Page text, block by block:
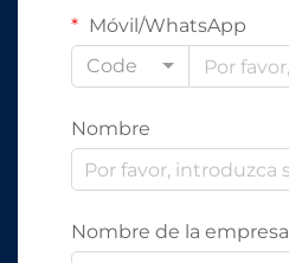
Móvil/WhatsApp
Code
Nombre
Nombre de la empresa